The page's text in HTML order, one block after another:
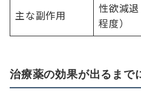
主な副作用
性欲減
程度）
治療薬の効果が出るまで